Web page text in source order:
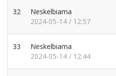
32
Neskelbiama
2024-05-14 / 12:57
33
Neskelbiama
2024-05-14 / 12:44